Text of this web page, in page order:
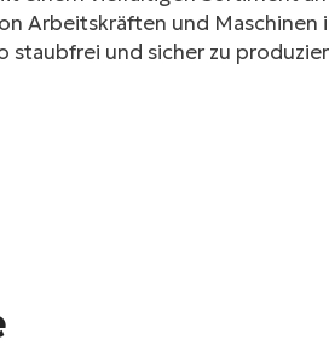
Arbeitskräften und
staubfrei und sicher zu